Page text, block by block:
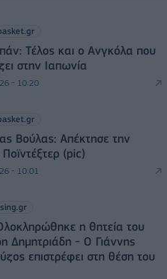
Τέλος και ο Ανγκόλα που
στην Ιαπωνία
- 10:20
Βούλας: Απέκτησε την
Ποϊντέξτερ (pic)
- 10:01
η θητεία του
Δημητριάδη - Ο Γιάννης
επιστρέφει στη θέση του